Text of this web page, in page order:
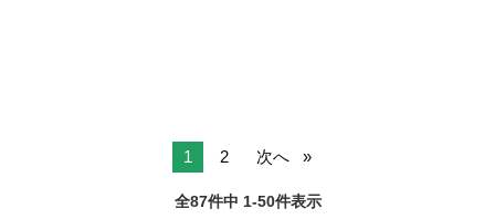
1 2 次へ
全87件中 1-50件表示